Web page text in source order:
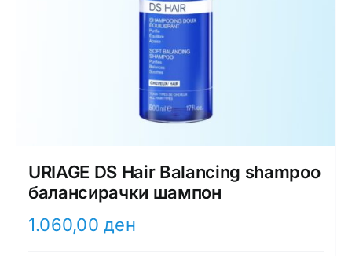
URIAGE DS Hair Balancing shampoo
балансирачки шампон
1.060,00ден